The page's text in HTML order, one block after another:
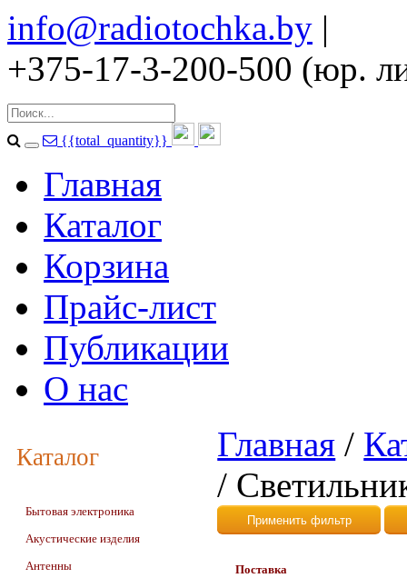
info@radiotochka.by |
+375-17-3-200-500 (юр.
{{total_quantity}}
Главная
Каталог
Корзина
Прайс-лист
Публикации
О нас
Каталог
Бытовая электроника
Акустические изделия
Антенны
Главная /
/
Поставка